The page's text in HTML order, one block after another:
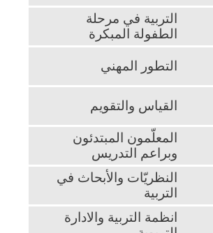
التربية في مرحلة
الطفولة المبكرة
التطور المهني
القياس والتقويم
المعلّمون المبتدئون
وبراعم التدريس
النظريّات والأبحاث في
التربية
انظمة التربية والادارة